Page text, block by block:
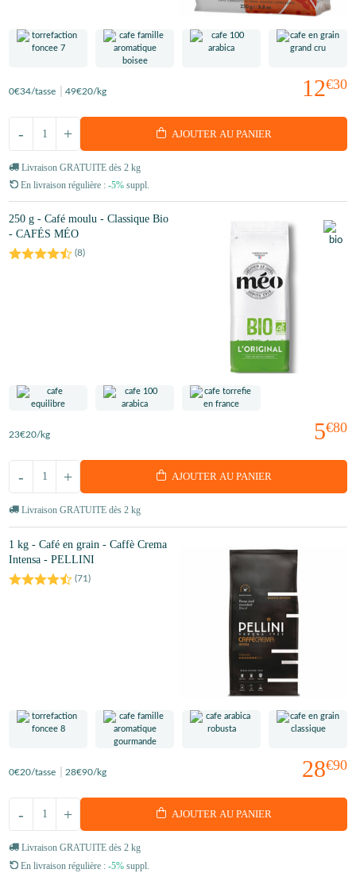
12€30
0€34/tasse 49€20/kg
+
- AJOUTER AU PANIER
Livraison GRATUITE dès 2 kg
En livraison régulière : -5% suppl.
250 g - Café moulu - Classique Bio
- CAFÉS MÉO
(8)
5€80
23€20/kg
+
- AJOUTER AU PANIER
Livraison GRATUITE dès 2 kg
1 kg - Café en grain - Caffè Crema
Intensa - PELLINI
(71)
28€90
0€20/tasse 28€90/kg
+
- AJOUTER AU PANIER
Livraison GRATUITE dès 2 kg
En livraison régulière : -5% suppl.